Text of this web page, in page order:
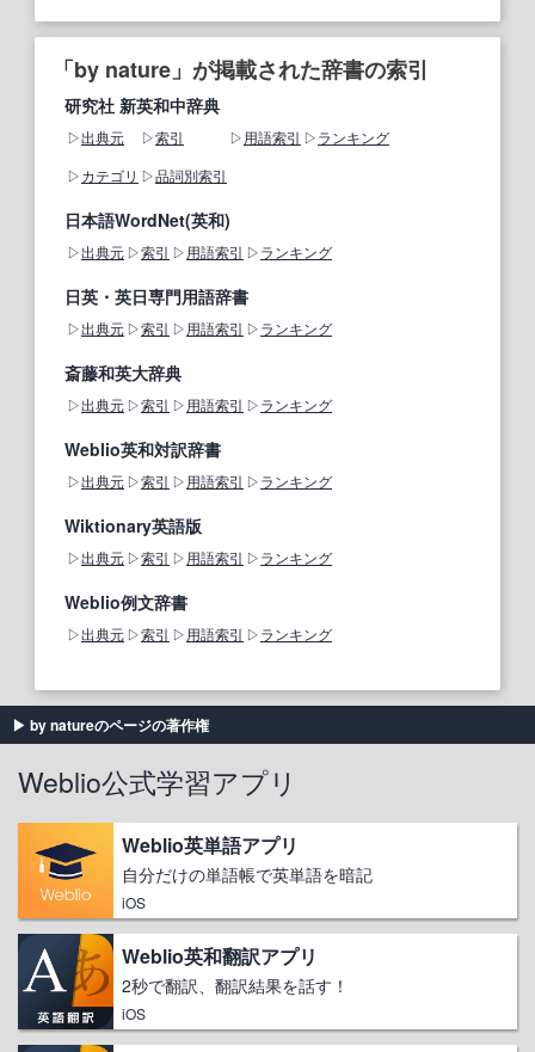
「by nature」が掲載された辞書の索引
研究社 新英和中辞典
出典元 索引 用語索引
ランキング
カテゴリ
品詞別索引
日本語WordNet(英和)
出典元 索引 用語索引 ランキング
日英・英日専門用語辞書
出典元 索引 用語索引 ランキング
斎藤和英大辞典
出典元 索引 用語索引 ランキング
Weblio英和対訳辞書
出典元 索引 用語索引 ランキング
Wiktionary英語版
出典元 索引 用語索引 ランキング
Weblio例文辞書
出典元 索引 用語索引 ランキング
by natureのページの著作権
Weblio公式学習アプリ
Weblio英単語アプリ
自分だけの単語帳で英単語を暗記
iOS
Weblio英和翻訳アプリ
2秒で翻訳、翻訳結果を話す！
iOS